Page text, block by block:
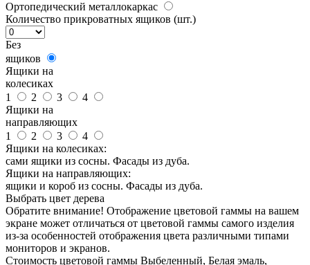
Ортопедический металлокаркас
Количество прикроватных ящиков (шт.)
Без
ящиков
Ящики на
колесиках
1
2 3
4
Ящики на
направляющих
1
2 3
4
Ящики на колесиках:
сами ящики из сосны. Фасады из дуба.
Ящики на направляющих:
ящики и короб из сосны. Фасады из дуба.
Выбрать цвет дерева
Обратите внимание! Отображение цветовой гаммы на вашем
экране может отличаться от цветовой гаммы самого изделия
из-за особенностей отображения цвета различными типами
мониторов и экранов.
Стоимость цветовой гаммы Выбеленный, Белая эмаль,